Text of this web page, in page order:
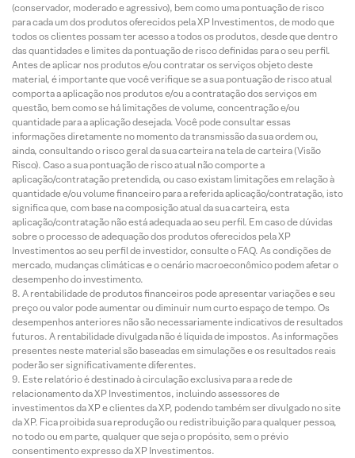
(conservador, moderado e agressivo), bem como uma pontuação de risco
para cada um dos produtos oferecidos pela XP Investimentos, de modo que
todos os clientes possam ter acesso a todos os produtos, desde que dentro
das quantidades e limites da pontuação de risco definidas para o seu perfil.
Antes de aplicar nos produtos e/ou contratar os serviços objeto deste
material, é importante que você verifique se a sua pontuação de risco atual
comporta a aplicação nos produtos e/ou a contratação dos serviços em
questão, bem como se há limitações de volume, concentração e/ou
quantidade para a aplicação desejada. Você pode consultar essas
informações diretamente no momento da transmissão da sua ordem ou,
ainda, consultando o risco geral da sua carteira na tela de carteira (Visão
Risco). Caso a sua pontuação de risco atual não comporte a
aplicação/contratação pretendida, ou caso existam limitações em relação à
quantidade e/ou volume financeiro para a referida aplicação/contratação, isto
significa que, com base na composição atual da sua carteira, esta
aplicação/contratação não está adequada ao seu perfil. Em caso de dúvidas
sobre o processo de adequação dos produtos oferecidos pela XP
Investimentos ao seu perfil de investidor, consulte o FAQ. As condições de
mercado, mudanças climáticas e o cenário macroeconômico podem afetar o
desempenho do investimento.
A rentabilidade de produtos financeiros pode apresentar variações e seu
preço ou valor pode aumentar ou diminuir num curto espaço de tempo. Os
desempenhos anteriores não são necessariamente indicativos de resultados
futuros. A rentabilidade divulgada não é líquida de impostos. As informações
presentes neste material são baseadas em simulações e os resultados reais
poderão ser significativamente diferentes.
Este relatório é destinado à circulação exclusiva para a rede de
relacionamento da XP Investimentos, incluindo assessores de
investimentos da XP e clientes da XP, podendo também ser divulgado no site
da XP. Fica proibida sua reprodução ou redistribuição para qualquer pessoa,
no todo ou em parte, qualquer que seja o propósito, sem o prévio
consentimento expresso da XP Investimentos.